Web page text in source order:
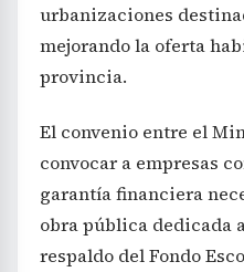
urbanizaciones
mejorando la oferta
provincia.
El convenio entre el
convocar a empresas
garantía financiera
obra pública dedicada
respaldo del Fondo